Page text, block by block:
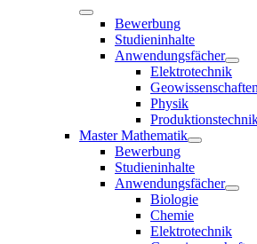
Bewerbung
Studieninhalte
Anwendungsfächer
Elektrotechnik
Physik
Master Mathematik
Bewerbung
Studieninhalte
Anwendungsfächer
Biologie
Chemie
Elektrotechnik